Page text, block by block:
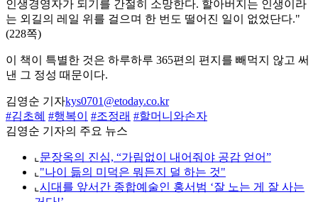
인생경영자가 되기를 간절히 소망한다. 할아버지는 인생이라
는 외길의 레일 위를 걸으며 한 번도 떨어진 일이 없었단다."
(228쪽)
이 책이 특별한 것은 하루하루 365편의 편지를 빼먹지 않고 써
낸 그 정성 때문이다.
김영순 기자kys0701@etoday.co.kr
#김초혜 #행복이 #조정래 #할머니와손자
김영순 기자의 주요 뉴스
⌞ 문장옥의 진심, “가림없이 내어줘야 공감 얻어”
⌞ "나이 듦의 미덕은 뭐든지 덜 하는 것"
⌞ 시대를 앞서간 종합예술인 홍서범 ‘잘 노는 게 잘 사는